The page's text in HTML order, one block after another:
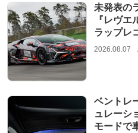
未発表の
『レヴ
ラップレ
2026.08.07
ベントレ
ュレーシ
モードで